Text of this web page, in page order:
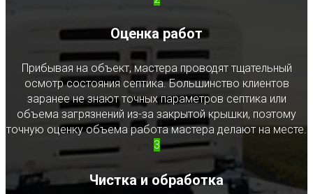
Оценка работ
Прибывая на объект, мастера проводят тщательный
осмотр состояния септика. Большинство клиентов
заранее не знают точных параметров септика или
объема загрязнений из-за закрытой крышки, поэтому
точную оценку объема работа мастера делают на месте.
3
Чистка и обработка